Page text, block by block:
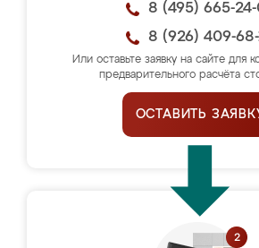
8 (495) 665-
8 (926) 409-
Или оставьте заявку на сайте для
предварительного расчёта
ОСТАВИТЬ